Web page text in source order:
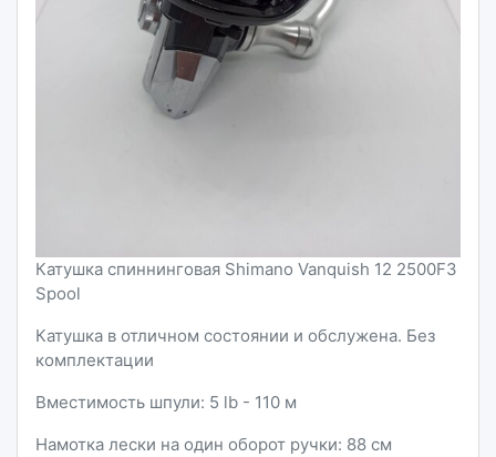
Катушка спиннинговая Shimano Vanquish 12 2500F3
Spool
Катушка в отличном состоянии и обслужена. Без
комплектации
Вместимость шпули: 5 lb - 110 м
Намотка лески на один оборот ручки: 88 см